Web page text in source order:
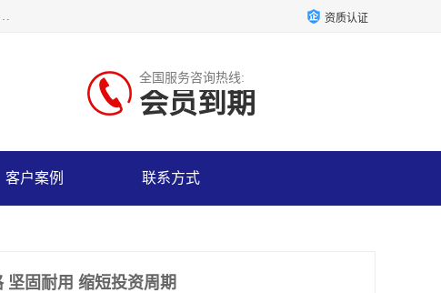
产制造，主要产品有：净化板，手工净化板，岩棉净化板，彩钢板，聚氨酯封边岩棉复合板，聚氨酯封边岩棉夹芯板。 资质认证
全国服务咨询热线:
会员到期
客户案例 联系方式
坚固耐用 缩短投资周期